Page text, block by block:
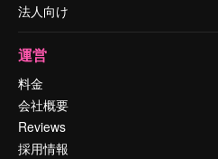
法人向け
運営
料金
会社概要
Reviews
採用情報